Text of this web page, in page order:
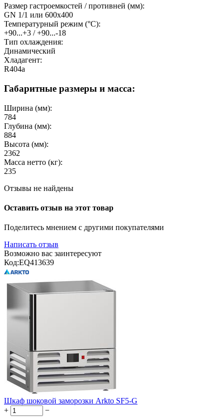
Размер гастроемкостей / противней (мм):
GN 1/1 или 600х400
Температурный режим (°C):
+90...+3 / +90...-18
Тип охлаждения:
Динамический
Хладагент:
R404a
Габаритные размеры и масса:
Ширина (мм):
784
Глубина (мм):
884
Высота (мм):
2362
Масса нетто (кг):
235
Отзывы не найдены
Оставить отзыв на этот товар
Поделитесь мнением с другими покупателями
Написать отзыв
Возможно вас заинтересуют
Код:EQ413639
Шкаф шоковой заморозки Arkto SF5-G
+
−